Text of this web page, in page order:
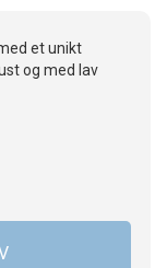
et unikt
og med lav